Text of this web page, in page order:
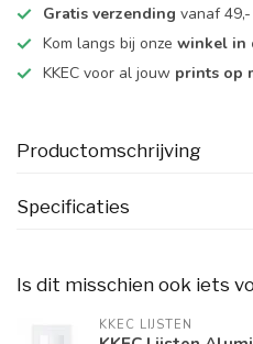
Gratis verzending vanaf
Kom langs bij onze winkel in
KKEC voor al jouw prints op
Productomschrijving
Specificaties
Is dit misschien ook iets
KKEC LIJSTEN